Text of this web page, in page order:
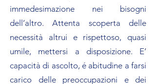
immedesimazione nei bisogni
dell’altro. Attenta scoperta delle
necessità altrui e rispettoso, quasi
umile, mettersi a disposizione. E’
capacità di ascolto, é abitudine a farsi
carico delle preoccupazioni e dei